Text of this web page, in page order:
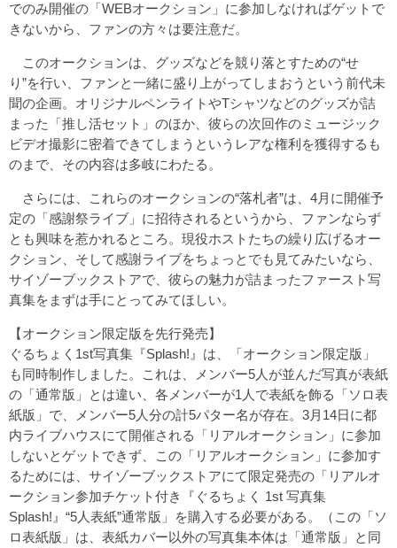
でのみ開催の「WEBオークション」に参加しなければゲットで
きないから、ファンの方々は要注意だ。
このオークションは、グッズなどを競り落とすための“せ
り”を行い、ファンと一緒に盛り上がってしまおうという前代未
聞の企画。オリジナルペンライトやTシャツなどのグッズが詰
まった「推し活セット」のほか、彼らの次回作のミュージック
ビデオ撮影に密着できてしまうというレアな権利を獲得するも
のまで、その内容は多岐にわたる。
さらには、これらのオークションの“落札者”は、4月に開催予
定の「感謝祭ライブ」に招待されるというから、ファンならず
とも興味を惹かれるところ。現役ホストたちの繰り広げるオー
クション、そして感謝ライブをちょっとでも見てみたいなら、
サイゾーブックストアで、彼らの魅力が詰まったファースト写
真集をまずは手にとってみてほしい。
【オークション限定版を先行発売】
ぐるちょく1st写真集『Splash!』は、「オークション限定版」
も同時制作しました。これは、メンバー5人が並んだ写真が表紙
の「通常版」とは違い、各メンバーが1人で表紙を飾る「ソロ表
紙版」で、メンバー5人分の計5パター名が存在。3月14日に都
内ライブハウスにて開催される「リアルオークション」に参加
しないとゲットできず、この「リアルオークション」に参加す
るためには、 サイゾーブックストアにて限定発売の「リアルオ
ークション参加チケット付き『ぐるちょく 1st 写真集
Splash!』“5人表紙”通常版」を購入する必要がある。（この「ソ
ロ表紙版」は、表紙カバー以外の写真集本体は「通常版」と同